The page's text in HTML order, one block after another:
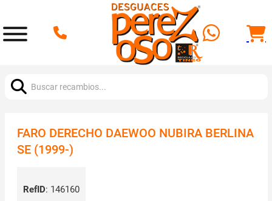
FARO DERECHO DAEWOO NUBIRA BERLINA
SE (1999-)
RefID: 146160